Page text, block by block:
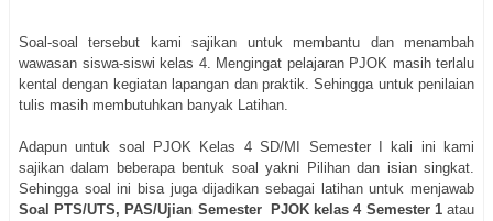
Soal-soal tersebut kami sajikan untuk membantu dan menambah
wawasan siswa-siswi kelas 4. Mengingat pelajaran PJOK masih terlalu
kental dengan kegiatan lapangan dan praktik. Sehingga untuk penilaian
tulis masih membutuhkan banyak Latihan.
Adapun untuk soal PJOK Kelas 4 SD/MI Semester I kali ini kami
sajikan dalam beberapa bentuk soal yakni Pilihan dan isian singkat.
Sehingga soal ini bisa juga dijadikan sebagai latihan untuk menjawab
Soal PTS/UTS, PAS/Ujian Semester PJOK kelas 4 Semester 1atau